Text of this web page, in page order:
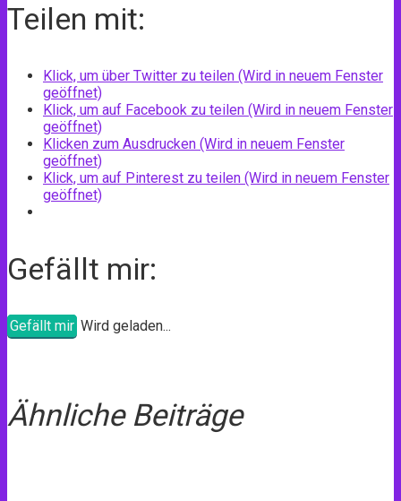
Teilen mit:
Klick, um über Twitter zu teilen (Wird in neuem Fenster
geöffnet)
Klick, um auf Facebook zu teilen (Wird in neuem Fenster
geöffnet)
Klicken zum Ausdrucken (Wird in neuem Fenster
geöffnet)
Klick, um auf Pinterest zu teilen (Wird in neuem Fenster
geöffnet)
Gefällt mir:
Gefällt mir Wird geladen...
Ähnliche Beiträge